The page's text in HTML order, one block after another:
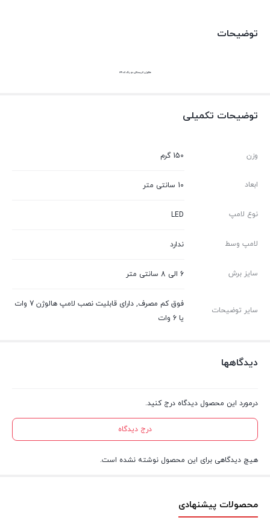
توضیحات
هالوژن کریستالی دو رنگ کد 241
توضیحات تکمیلی
وزن 150 گرم
ابعاد 10 سانتی متر
نوع لامپ LED
لامپ وسط ندارد
سایز برش 6 الی 8 سانتی متر
سایر توضیحات
فوق کم مصرف, دارای قابلیت نصب لامپ هالوژن 7 وات
یا 6 وات
دیدگاهها
درمورد این محصول دیدگاه درج کنید.
درج دیدگاه
هیچ دیدگاهی برای این محصول نوشته نشده است.
محصولات پیشنهادی